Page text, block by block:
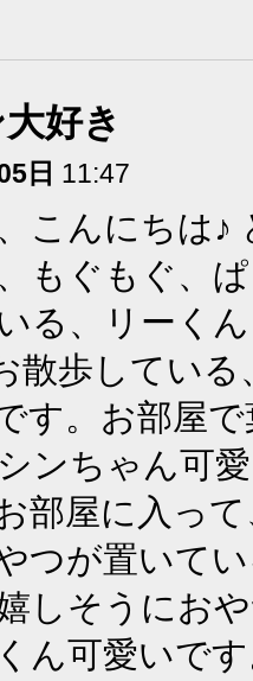
好き
日 11:47
こんにちは♪
もぐもぐ、
る、リーく
散歩している
す。お部屋
ンちゃん可
部屋に入っ
つが置いて
しそうにお
ん可愛いで